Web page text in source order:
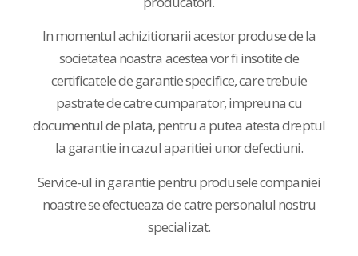
In momentul achizitionarii acestor produse de la
societatea noastra acestea vor fi insotite de
certificatele de garantie specifice, care trebuie
pastrate de catre cumparator, impreuna cu
documentul de plata, pentru a putea atesta dreptul
la garantie in cazul aparitiei unor defectiuni.
Service-ul in garantie pentru produsele companiei
noastre se efectueaza de catre personalul nostru
specializat.